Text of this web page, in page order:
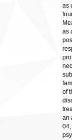
as
as
of
an
04,